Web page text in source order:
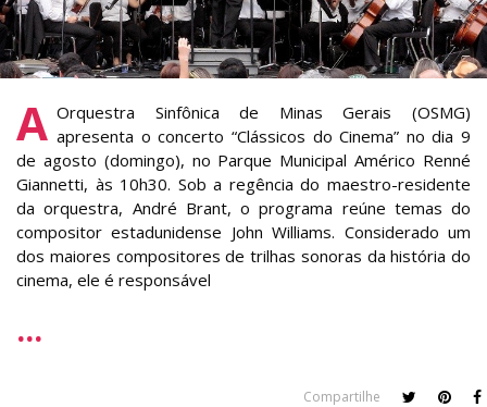
A Orquestra Sinfônica de Minas Gerais (OSMG)
apresenta o concerto “Clássicos do Cinema” no dia 9
de agosto (domingo), no Parque Municipal Américo Renné
Giannetti, às 10h30. Sob a regência do maestro-residente
da orquestra, André Brant, o programa reúne temas do
compositor estadunidense John Williams. Considerado um
dos maiores compositores de trilhas sonoras da história do
cinema, ele é responsável
Compartilhe